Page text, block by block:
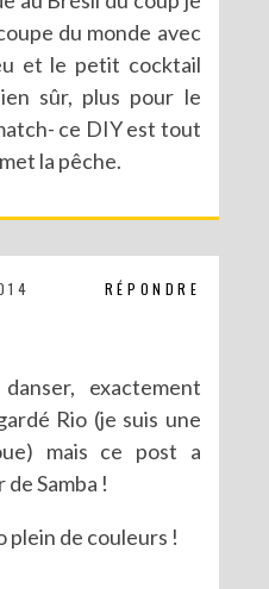
du monde avec
et le petit cocktail
sûr, plus pour le
ce DIY est tout
la pêche.
RÉPONDRE
exactement
Rio (je suis une
mais ce post a
Samba !
plein de couleurs !